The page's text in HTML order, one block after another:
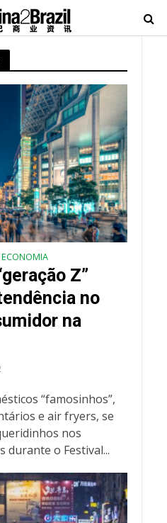
ECONOMIA
Z”
no
na
“famosinhos”,
e air fryers, se
nos
durante o Festival...